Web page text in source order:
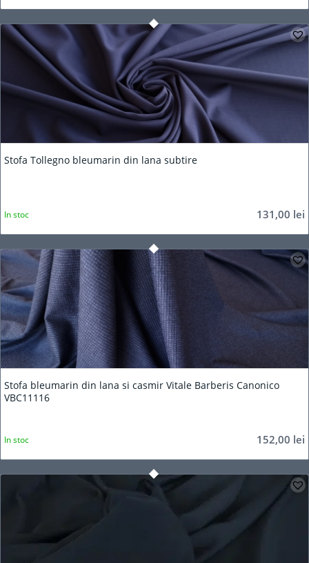
5.00
Stofa Tollegno bleumarin din lana subtire
131,00 lei
In stoc
Stofa bleumarin din lana si casmir Vitale Barberis Canonico
VBC11116
152,00 lei
In stoc